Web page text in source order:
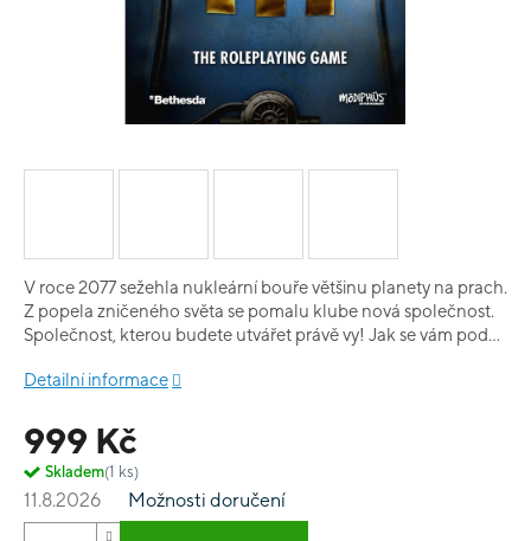
999 Kč
Skladem(1 ks)
11.8.2026 Možnosti doručení
V roce 2077 sežehla nukleární bouře většinu planety na prach.
Z popela zničeného světa se pomalu klube nová společnost.
Společnost, kterou budete utvářet právě vy! Jak se vám podaří
nelítostných desperátů a budete se bít o holé přežití ze dne na
strukturami, jako je například Bratrstvo oceli, abyste pomohli
prosadit jejich ideologii napříč pustinou? Ghoul nebo robot,
paladin nebo nájezdník, je to jen na vás, jak se rozhodnete, ale
všechny důsledky vašich činů si poneste na bedrech jen vy!
Vítejte v pustině, vítejte ve světě Falloutu.
Detailní informace